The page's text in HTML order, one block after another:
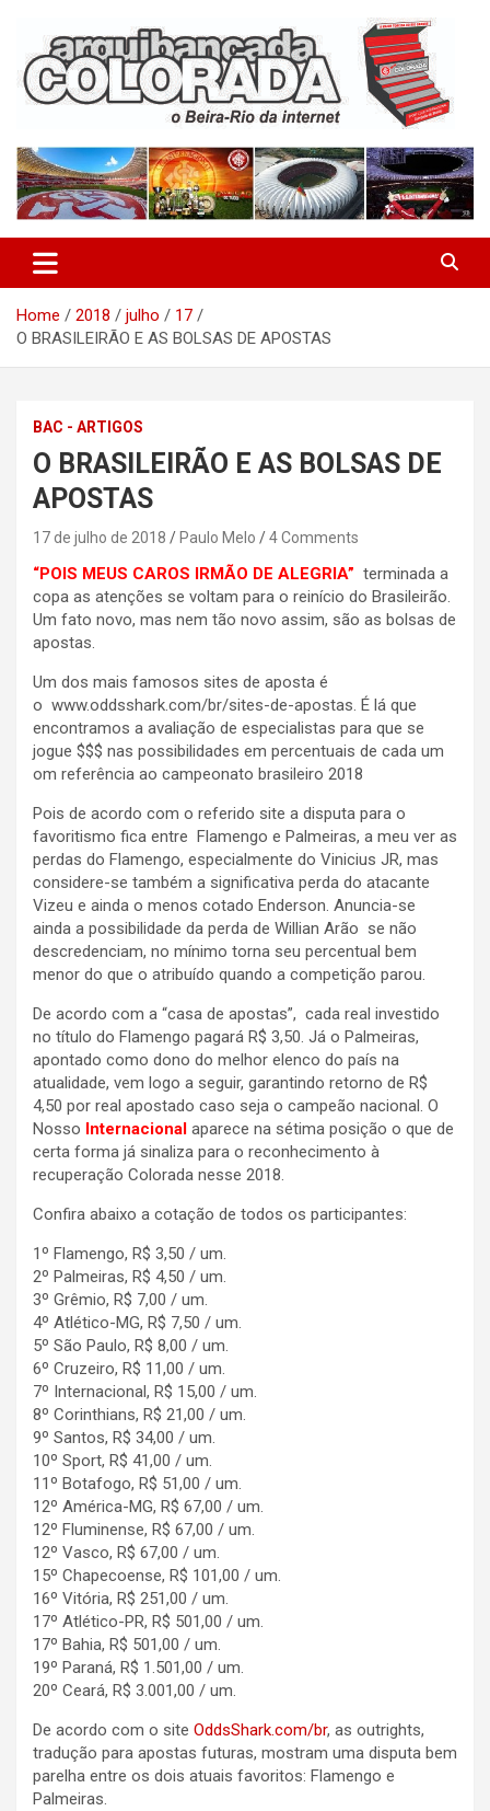
content
Arquibancada Colorada
Home 2018 julho
17
O BRASILEIRÃO E AS BOLSAS DE APOSTAS
BAC - ARTIGOS
O BRASILEIRÃO E AS BOLSAS DE
APOSTAS
17 de julho de 2018 Paulo Melo 4 Comments
“POIS MEUS CAROS IRMÃO DE ALEGRIA” terminada a
copa as atenções se voltam para o reinício do Brasileirão.
Um fato novo, mas nem tão novo assim, são as bolsas de
apostas.
Um dos mais famosos sites de aposta é
o www.oddsshark.com/br/sites-de-apostas. É lá que
encontramos a avaliação de especialistas para que se
jogue $$$ nas possibilidades em percentuais de cada um
om referência ao campeonato brasileiro 2018
Pois de acordo com o referido site a disputa para o
favoritismo fica entre Flamengo e Palmeiras, a meu ver as
perdas do Flamengo, especialmente do Vinicius JR, mas
considere-se também a significativa perda do atacante
Vizeu e ainda o menos cotado Enderson. Anuncia-se
ainda a possibilidade da perda de Willian Arão se não
descredenciam, no mínimo torna seu percentual bem
menor do que o atribuído quando a competição parou.
De acordo com a “casa de apostas”, cada real investido
no título do Flamengo pagará R$ 3,50. Já o Palmeiras,
apontado como dono do melhor elenco do país na
atualidade, vem logo a seguir, garantindo retorno de R$
4,50 por real apostado caso seja o campeão nacional. O
Nosso Internacional aparece na sétima posição o que de
certa forma já sinaliza para o reconhecimento à
recuperação Colorada nesse 2018.
Confira abaixo a cotação de todos os participantes:
1º Flamengo, R$ 3,50 / um.
2º Palmeiras, R$ 4,50 / um.
3º Grêmio, R$ 7,00 / um.
4º Atlético-MG, R$ 7,50 / um.
5º São Paulo, R$ 8,00 / um.
6º Cruzeiro, R$ 11,00 / um.
7º Internacional, R$ 15,00 / um.
8º Corinthians, R$ 21,00 / um.
9º Santos, R$ 34,00 / um.
10º Sport, R$ 41,00 / um.
11º Botafogo, R$ 51,00 / um.
12º América-MG, R$ 67,00 / um.
12º Fluminense, R$ 67,00 / um.
12º Vasco, R$ 67,00 / um.
15º Chapecoense, R$ 101,00 / um.
16º Vitória, R$ 251,00 / um.
17º Atlético-PR, R$ 501,00 / um.
17º Bahia, R$ 501,00 / um.
19º Paraná, R$ 1.501,00 / um.
20º Ceará, R$ 3.001,00 / um.
De acordo com o site OddsShark.com/br, as outrights,
tradução para apostas futuras, mostram uma disputa bem
parelha entre os dois atuais favoritos: Flamengo e
Palmeiras.